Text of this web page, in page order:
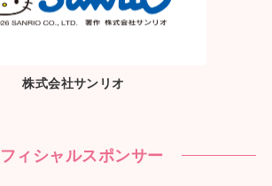
株式会社サンリオ
ィシャルスポンサー